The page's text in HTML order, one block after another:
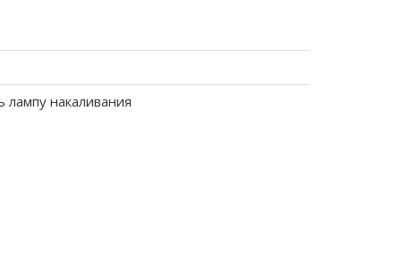
лампу накаливания